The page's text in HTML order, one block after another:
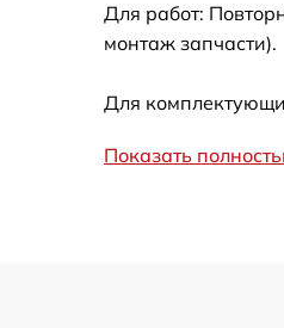
Для работ:
монтаж запчасти).
Для
Показать